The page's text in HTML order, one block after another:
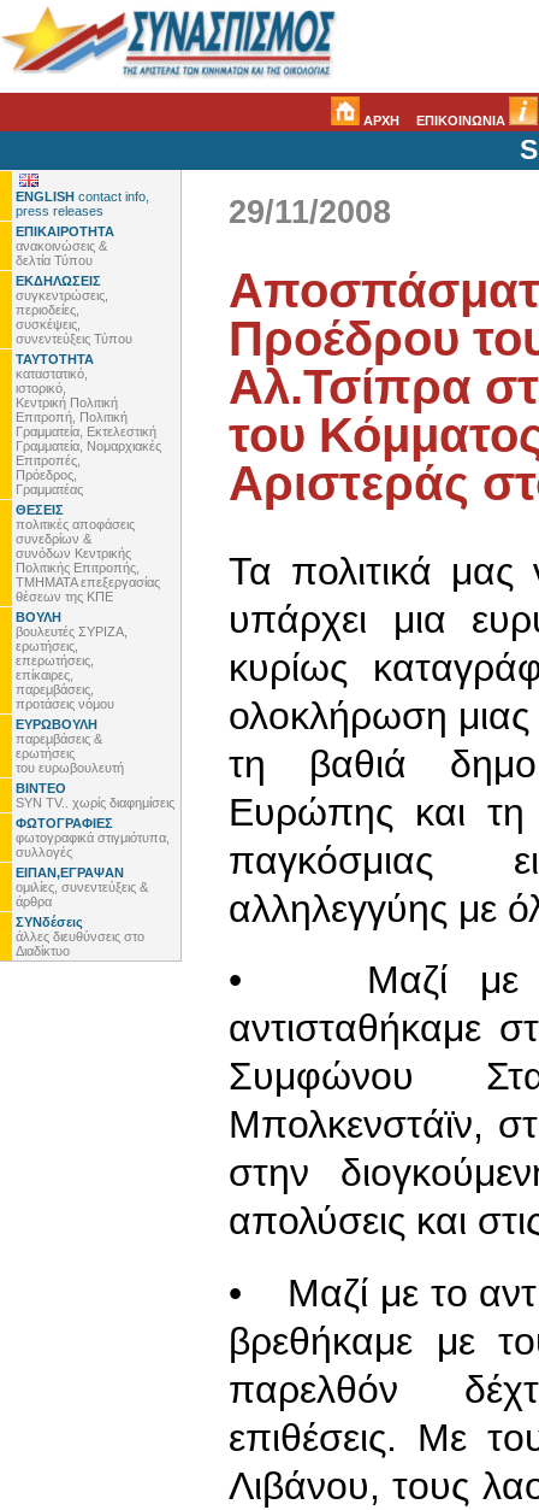
ΑΡΧΗ ΕΠΙΚΟΙΝΩΝΙΑ
ENGLISH contact info,
press releases
ΕΠΙΚΑΙΡΟΤΗΤΑ
ανακοινώσεις &
δελτία Τύπου
ΕΚΔΗΛΩΣΕΙΣ
συγκεντρώσεις,
περιοδείες,
συσκέψεις,
συνεντεύξεις Τύπου
ΤΑΥΤΟΤΗΤΑ
καταστατικό,
ιστορικό,
Κεντρική Πολιτική
Επιτροπή, Πολιτική
Γραμματεία, Εκτελεστική
Γραμματεία, Νομαρχιακές
Επιτροπές,
Πρόεδρος,
Γραμματέας
ΘΕΣΕΙΣ
πολιτικές αποφάσεις
συνεδρίων &
συνόδων Κεντρικής
Πολιτικής Επιτροπής,
ΤΜΗΜΑΤΑ επεξεργασίας
θέσεων της ΚΠΕ
ΒΟΥΛΗ
βουλευτές ΣΥΡΙΖΑ,
ερωτήσεις,
επερωτήσεις,
επίκαιρες,
παρεμβάσεις,
προτάσεις νόμου
ΕΥΡΩΒΟΥΛΗ
παρεμβάσεις &
ερωτήσεις
του ευρωβουλευτή
ΒΙΝΤΕΟ
SYN TV.. χωρίς διαφημίσεις
ΦΩΤΟΓΡΑΦΙΕΣ
φωτογραφικά στιγμιότυπα,
συλλογές
ΕΙΠΑΝ,ΕΓΡΑΨΑΝ
ομιλίες, συνεντεύξεις &
άρθρα
ΣΥΝδέσεις
άλλες διευθύνσεις στο
Διαδίκτυο
29/11/2008
Προέδρου
Αλ.Τσίπρα
του
Αριστεράς
Τα πολιτικά μας
υπάρχει μια
κυρίως
ολοκλήρωση μιας
τη βαθιά
Ευρώπης και τη
παγκόσμιας
αλληλεγγύης με
• Μαζί με το
αντισταθήκαμε
Συμφώνου
Μπολκενστάϊν,
στην
απολύσεις και
• Μαζί με το
βρεθήκαμε με
παρελθόν
επιθέσεις. Με
Λιβάνου, τους